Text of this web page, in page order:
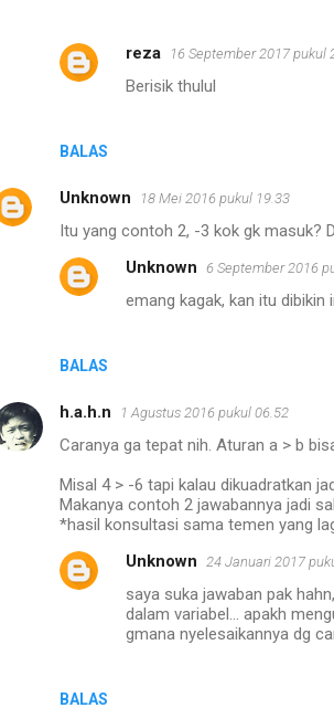
BALAS
reza 16 September 2017 pukul
Berisik thulul
Unknown 18 Mei 2016 pukul 19.33
Itu yang contoh 2, -3 kok gk masuk?
BALAS
Unknown 6 September 2016
emang kagak, kan itu dibikin
h.a.h.n 1 Agustus 2016 pukul 06.52
Caranya ga tepat nih. Aturan a > b
Misal 4 > -6 tapi kalau dikuadratkan
Makanya contoh 2 jawabannya jadi
*hasil konsultasi sama temen yang
BALAS
Unknown 24 Januari 2017
saya suka jawaban pak
dalam variabel... apakh
gmana nyelesaikannya dg